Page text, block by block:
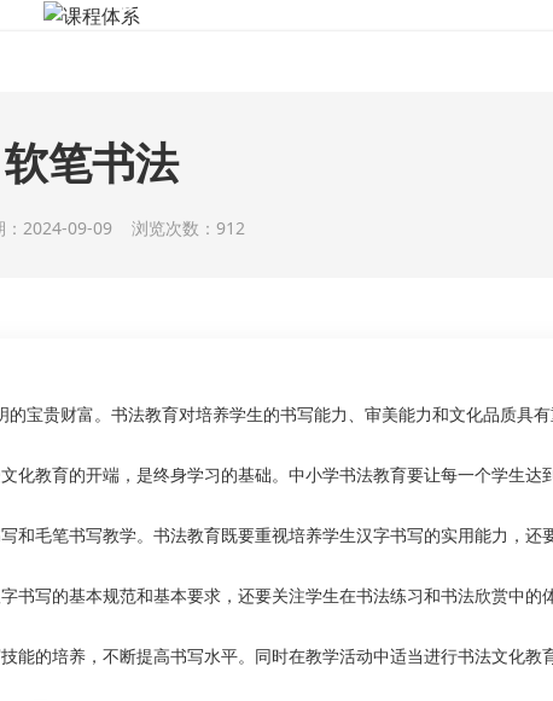
软笔书法
：2024-09-09 浏览次数：912
宝贵财富。书法教育对培养学生的书写能力、审美能力和文化品质具
化教育的开端，是终身学习的基础。中小学书法教育要让每一个学生达
和毛笔书写教学。书法教育既要重视培养学生汉字书写的实用能力，还
书写的基本规范和基本要求，还要关注学生在书法练习和书法欣赏中的
能的培养，不断提高书写水平。同时在教学活动中适当进行书法文化教